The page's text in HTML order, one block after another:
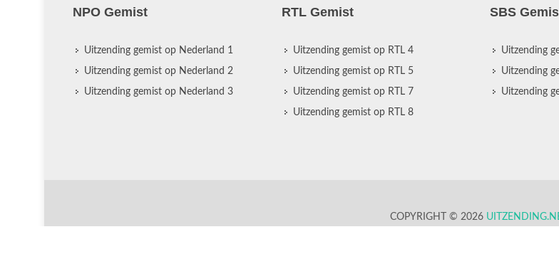
NPO Gemist
Uitzending gemist op Nederland 1
Uitzending gemist op Nederland 2
Uitzending gemist op Nederland 3
RTL Gemist
Uitzending gemist op RTL 4
Uitzending gemist op RTL 5
Uitzending gemist op RTL 7
Uitzending gemist op RTL 8
SBS
Uitzending
Uitzending
Uitzending
COPYRIGHT © 2026